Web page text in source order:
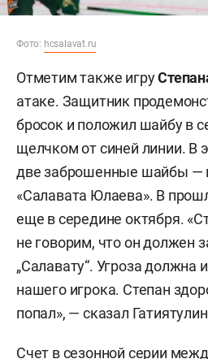
Фото: hcsalavat.ru
Отметим также игру
атаке. Защитник
бросок и положил шайбу в
щелчком от синей линии. В
две заброшенные шайбы —
«Салавата Юлаева». В
еще в середине октября.
не говорим, что он должен
„Салавату“. Угроза должна
нашего игрока. Степан
попал», — сказал
Счет в сезонной серии